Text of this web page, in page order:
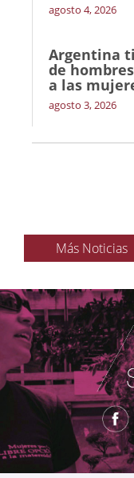
agosto 4, 2026
Argentina
de
a las
agosto 3, 2026
Más Noticias